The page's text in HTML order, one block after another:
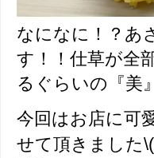
なになに！？あ
す！！仕草が全
るぐらいの『美
今回はお店に可
せて頂きました